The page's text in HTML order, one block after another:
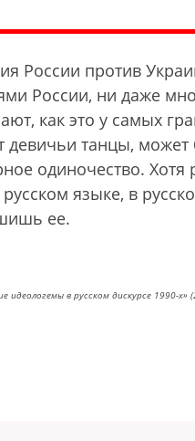
России против
России, ни даже
как это у самых
девичьи танцы, может
одиночество.
языке, в
ее.
в русском дискурсе 1990-х»